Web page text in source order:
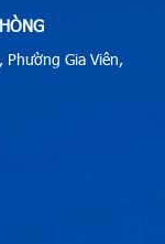
Gia Viên,